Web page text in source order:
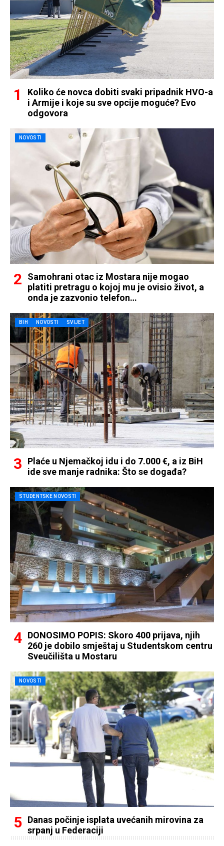
Koliko će novca dobiti svaki pripadnik HVO-a
i Armije i koje su sve opcije moguće? Evo
odgovora
NOVOSTI
Samohrani otac iz Mostara nije mogao
platiti pretragu o kojoj mu je ovisio život, a
onda je zazvonio telefon…
BIH NOVOSTI SVIJET
Plaće u Njemačkoj idu i do 7.000 €, a iz BiH
ide sve manje radnika: Što se događa?
STUDENTSKE NOVOSTI
DONOSIMO POPIS: Skoro 400 prijava, njih
260 je dobilo smještaj u Studentskom centru
Sveučilišta u Mostaru
NOVOSTI
Danas počinje isplata uvećanih mirovina za
srpanj u Federaciji